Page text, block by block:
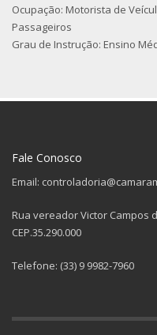
Ocupação: Motorista de
Passageiros
Grau de Instrução: Ensino
Fale Conosco
Email:
Rua vereador Victor Campos
CEP.35.290.000
Telefone: (33) 9 9982-7960